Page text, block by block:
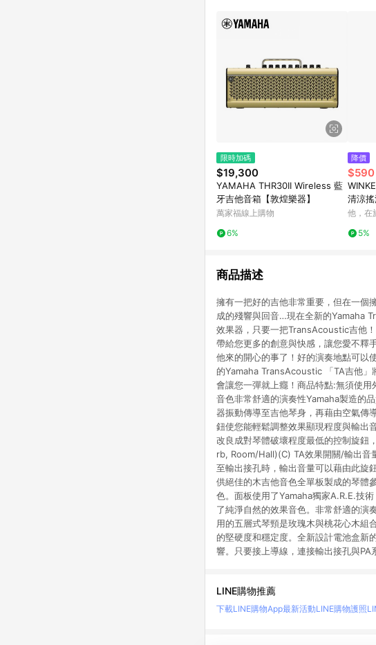
限時加碼
$19,300
YAMAHA THR30II Wireless 藍
牙吉他音箱【敦煌樂器】
萬家福線上購物
6%
降價
$590
清涼
他，在
5%
商品描述
擁有一把好的吉他非常重要，但在一個
成的殘響與回音…現在全新的Yamaha
效果器，只要一把TransAcoustic吉他
帶給您更多的創意與快感，讓您愛不釋
他來的開心的事了！好的演奏地點可以
的Yamaha TransAcoustic 「TA吉他」
會讓您一彈就上癮！商品特點:無須使
音色非常舒適的演奏性Yamaha製造的
器振動傳導至吉他琴身，再藉由空氣傳
鈕使您能輕鬆調整效果顯現程度與輸出
改良成對琴體破壞程度最低的控制旋
rb, Room/Hall)(C) TA效果開關/輸出音
至輸出接孔時，輸出音量可以藉由此旋
供絕佳的木吉他音色全單板製成的琴體
色。面板使用了Yamaha獨家A.R.E.技
了純淨自然的效果音色。非常舒適的演
用的五層式琴頸是玫瑰木與桃花心木
的堅硬度和穩定度。全新設計電池盒新
響。只要接上導線，連接輸出接孔與PA
LINE購物推薦
下載LINE購物App最新活動LINE購物護照